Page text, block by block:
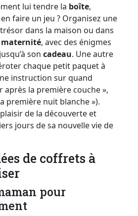
lui tendre la boîte,
faire un jeu ? Organisez une
dans la maison ou dans
maternité, avec des énigmes
son cadeau. Une autre
chaque petit paquet à
instruction sur quand
après la première couche »,
première nuit blanche »).
de la découverte et
jours de sa nouvelle vie de
de coffrets à
pour